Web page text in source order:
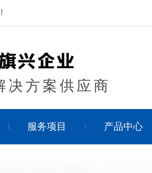
决方案供应商
服务项目 产品中心